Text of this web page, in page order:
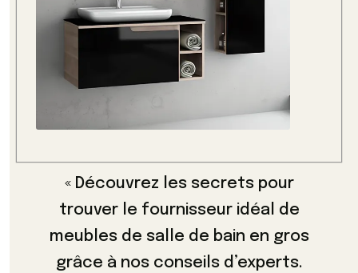
« Découvrez les secrets pour
trouver le fournisseur idéal de
meubles de salle de bain en gros
grâce à nos conseils d’experts.